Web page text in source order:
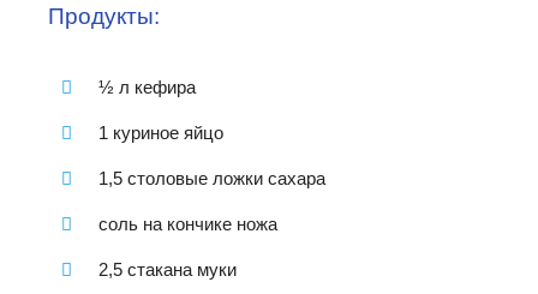
Продукты:
½ л кефира
1 куриное яйцо
1,5 столовые ложки сахара
соль на кончике ножа
2,5 стакана муки